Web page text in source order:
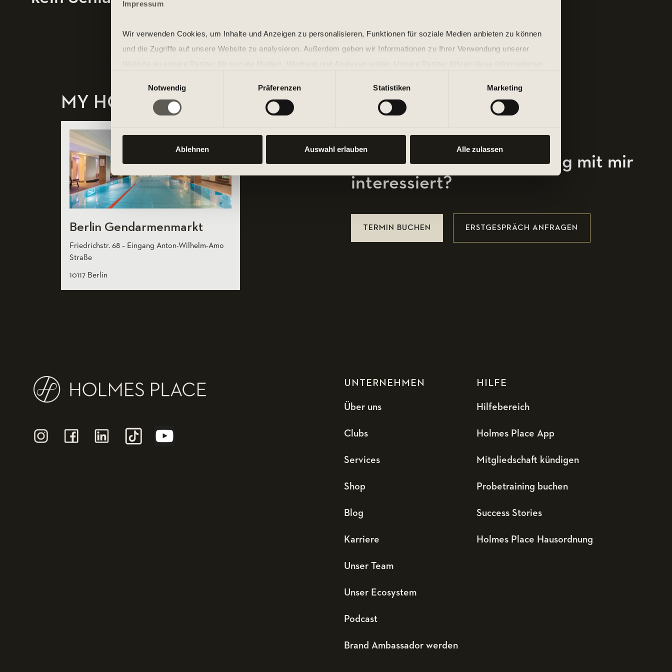
Impressum
Wir verwenden Cookies, um Inhalte und Anzeigen zu personalisieren, Funktionen für soziale Medien anbieten zu können
und die Zugriffe auf unsere Website zu analysieren. Außerdem geben wir Informationen zu Ihrer Verwendung unserer
der Dienste gesammelt haben.
Notwendig
Präferenzen Statistiken Marketing
Ablehnen Auswahl erlauben Alle zulassen
MY HOMECLUB
Berlin Gendarmenmarkt
Friedrichstr. 68 – Eingang Anton-Wilhelm-Amo
Straße
10117 Berlin
Bist du an Personal Training mit mir
interessiert?
TERMIN BUCHEN ERSTGESPRÄCH ANFRAGEN
UNTERNEHMEN
Über uns
Clubs
Services
Shop
Blog
Karriere
Unser Team
Unser Ecosystem
Podcast
Brand Ambassador werden
HILFE
Hilfebereich
Holmes Place App
Mitgliedschaft kündigen
Probetraining buchen
Success Stories
Holmes Place Hausordnung